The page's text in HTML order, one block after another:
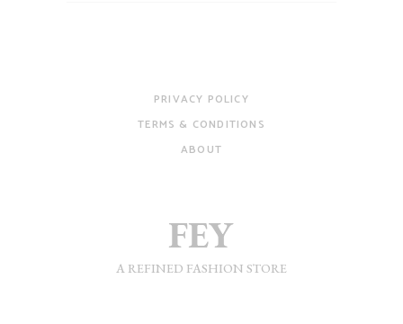
PRIVACY POLICY
TERMS & CONDITIONS
ABOUT
A REFINED FASHION STORE